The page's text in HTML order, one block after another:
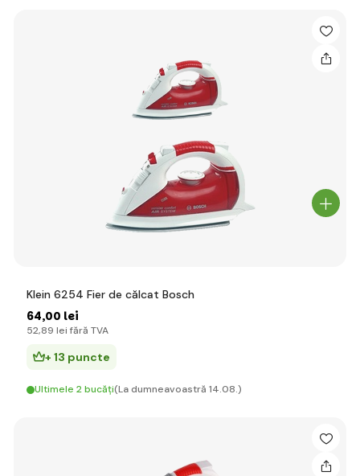
Klein 6254 Fier de călcat Bosch
64,00 lei
52,89 lei fără TVA
+ 13 puncte
Ultimele 2 bucăți(La dumneavoastră 14.08.)